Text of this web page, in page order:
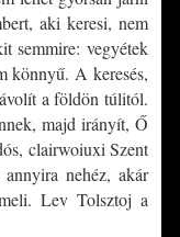
aki keresi, nem
semmire: vegyétek
könnyű. A keresés,
a földön túlitól.
majd irányít, Ő
clairwoiuxi Szent
nehéz, akár
Lev Tolsztoj a